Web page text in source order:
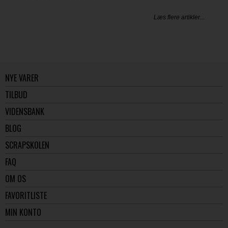
Læs flere artikler...
NYE VARER
TILBUD
VIDENSBANK
BLOG
SCRAPSKOLEN
FAQ
OM OS
FAVORITLISTE
MIN KONTO